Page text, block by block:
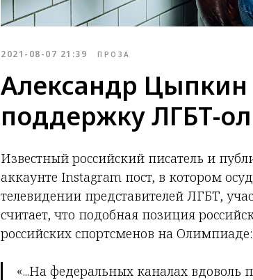
2021-08-07 21:39 ПРОЗА
Александр Цыпкин
поддержку ЛГБТ-
Известный российский писатель и
аккаунте Instagram пост, в котором
телевидении представителей ЛГБТ,
считает, что подобная позиция
российских спортсменов на Олимпиаде:
«...На федеральных каналах вдоволь